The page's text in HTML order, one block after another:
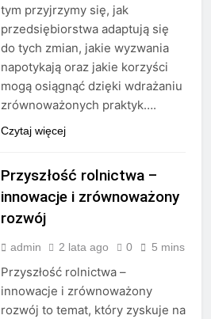
tym przyjrzymy się, jak
przedsiębiorstwa adaptują się
do tych zmian, jakie wyzwania
napotykają oraz jakie korzyści
mogą osiągnąć dzięki wdrażaniu
zrównoważonych praktyk….
Czytaj więcej
Przyszłość rolnictwa –
innowacje i zrównoważony
rozwój
admin 2 lata ago 0 5 mins
Przyszłość rolnictwa –
innowacje i zrównoważony
rozwój to temat, który zyskuje na